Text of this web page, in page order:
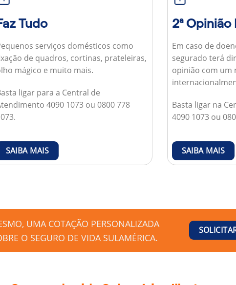
Tudo
serviços domésticos como
de quadros, cortinas, prateleiras,
mágico e muito mais.
ligar para a Central de
4090 1073 ou 0800 778
SAIBA MAIS
2ª Opinião
Em caso de
segurado terá
opinião com um
Basta ligar na
4090 1073 ou
SAIBA MAIS
UMA COTAÇÃO PERSONALIZADA
O SEGURO DE VIDA SULAMÉRICA.